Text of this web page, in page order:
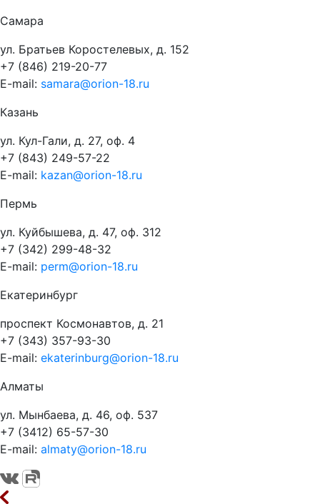
Самара
ул. Братьев Коростелевых, д. 152
+7 (846) 219-20-77
E-mail: samara@orion-18.ru
Казань
ул. Кул-Гали, д. 27, оф. 4
+7 (843) 249-57-22
E-mail: kazan@orion-18.ru
Пермь
ул. Куйбышева, д. 47, оф. 312
+7 (342) 299-48-32
E-mail: perm@orion-18.ru
Екатеринбург
проспект Космонавтов, д. 21
+7 (343) 357-93-30
E-mail: ekaterinburg@orion-18.ru
Алматы
ул. Мынбаева, д. 46, оф. 537
+7 (3412) 65-57-30
E-mail: almaty@orion-18.ru